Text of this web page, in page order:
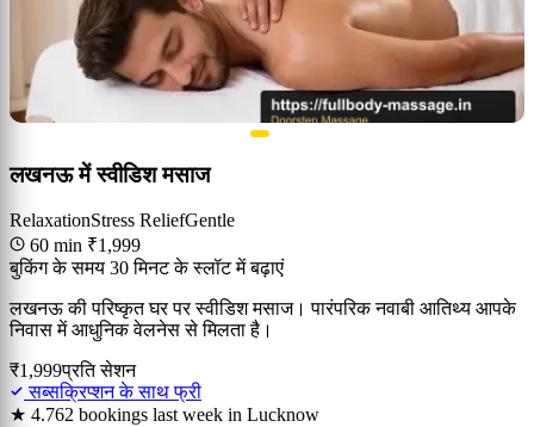
लखनऊ में स्वीडिश मसाज
RelaxationStress ReliefGentle
60 min ₹1,999
बुकिंग के समय 30 मिनट के स्लॉट में बढ़ाएं
लखनऊ की परिष्कृत घर पर स्वीडिश मसाज। पारंपरिक नवाबी आतिथ्य आपके
निवास में आधुनिक वेलनेस से मिलता है।
₹1,999प्रति सेशन
सब्सक्रिप्शन के साथ फ्री
★ 4.762 bookings last week in Lucknow